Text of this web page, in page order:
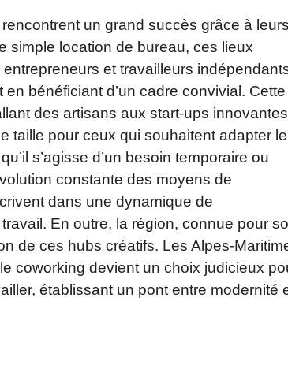
un grand succès grâce à leurs
simple location de bureau, ces lieux
et travailleurs
bénéficiant d’un cadre convivial. Cette
des artisans aux start-ups
taille pour ceux qui souhaitent adapter
s’agisse d’un besoin temporaire ou
constante des moyens de
dans une dynamique de
En outre, la région, connue pour
de ces hubs créatifs. Les Alpes-
coworking devient un choix judicieux
établissant un pont entre modernité